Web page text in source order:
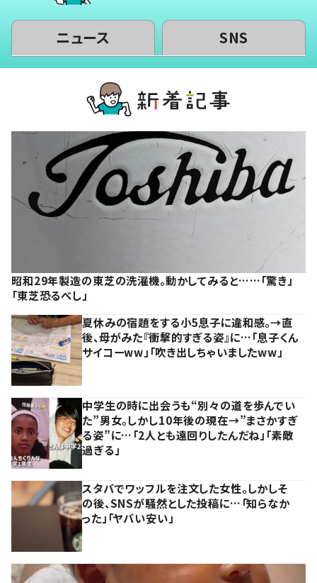
ニュース SNS
昭和29年製造の東芝の洗濯機。動かしてみると……「驚き」
「東芝恐るべし」
夏休みの宿題をする小5息子に違和感。→直
後、母がみた『衝撃的すぎる姿』に…「息子くん
サイコーww」「吹き出しちゃいましたww」
中学生の時に出会うも“別々の道を歩んでい
た”男女。しかし10年後の現在→”まさかすぎ
る姿”に…「2人とも遠回りしたんだね」「素敵
過ぎる」
スタバでワッフルを注文した女性。しかしそ
の後、SNSが騒然とした投稿に…「知らなか
った」「ヤバい安い」